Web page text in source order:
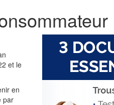
et le
en
par